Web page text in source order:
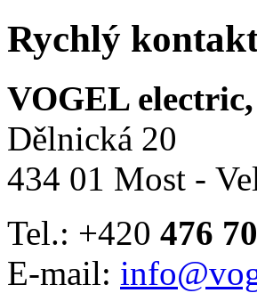
Rychlý
VOGEL electric,
Dělnická 20
434 01 Most -
Tel.: +420 476
E-mail: